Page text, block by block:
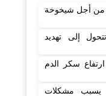
من أجل شيخوخة
إلى تهديد
سكر الدم
يسبب مشكلات